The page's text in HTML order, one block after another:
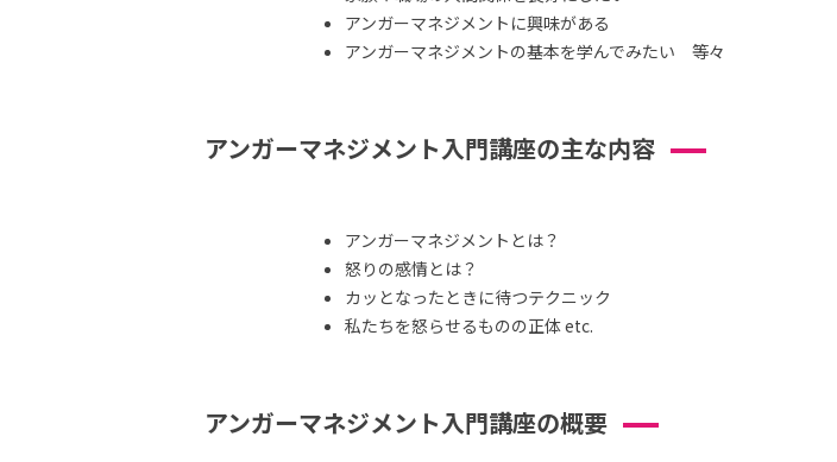
アンガーマネジメントに興味がある
アンガーマネジメントの基本を学んでみたい 等々
アンガーマネジメント入門講座の主な内容
アンガーマネジメントとは？
怒りの感情とは？
カッとなったときに待つテクニック
私たちを怒らせるものの正体 etc.
アンガーマネジメント入門講座の概要